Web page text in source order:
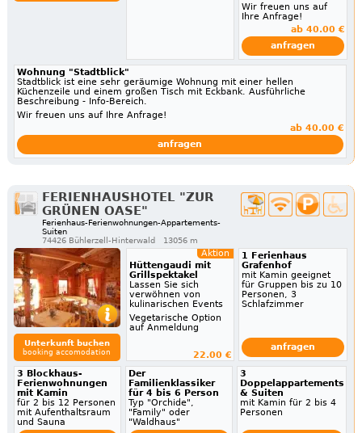
Wir freuen uns auf
Ihre Anfrage!
ab 40.00 €
anfragen
Wohnung "Stadtblick"
Stadtblick ist eine sehr geräumige Wohnung mit einer hellen
Küchenzeile und einem großen Tisch mit Eckbank. Ausführliche
Beschreibung - Info-Bereich.
Wir freuen uns auf Ihre Anfrage!
ab 40.00 €
anfragen
FERIENHAUSHOTEL "ZUR
GRÜNEN OASE"
Ferienhaus-Ferienwohnungen-Appartements-
Suiten
74426 Bühlerzell-Hinterwald
13056 m
Unterkunft buchen
booking accomodation
Aktion
Hüttengaudi mit
Grillspektakel
Lassen Sie sich
verwöhnen von
kulinarischen Events
Vegetarische Option
auf Anmeldung
22.00 €
1 Ferienhaus
Grafenhof
mit Kamin geeignet
für Gruppen bis zu 10
Personen, 3
Schlafzimmer
anfragen
3 Blockhaus-
Ferienwohnungen
mit Kamin
für 2 bis 12 Personen
mit Aufenthaltsraum
und Sauna
Der
Familienklassiker
für 4 bis 6 Person
Typ "Orchide",
"Family" oder
"Waldhaus"
3
Doppelappartements
& Suiten
mit Kamin für 2 bis 4
Personen